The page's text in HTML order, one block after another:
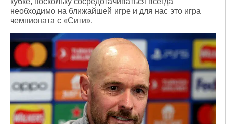
необходимо на ближайшей игре и для нас это игра
чемпионата с «Сити».